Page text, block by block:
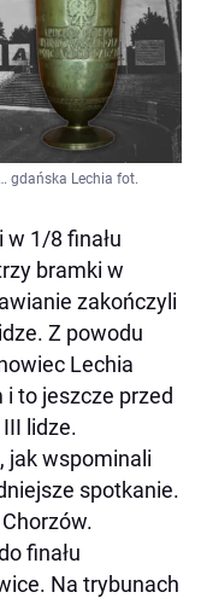
gdańska Lechia fot.
w 1/8 finału
bramki w
zakończyli
Z powodu
Lechia
i to jeszcze przed
lidze.
jak wspominali
spotkanie.
finału
Na trybunach